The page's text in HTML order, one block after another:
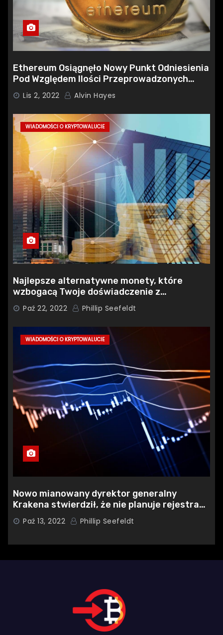
Ethereum Osiągnęło Nowy Punkt Odniesienia
Pod Względem Ilości Przeprowadzonych
Krótkich Likwidacji
Lis 2, 2022 Alvin Hayes
WIADOMOŚCI O KRYPTOWALUCIE
Najlepsze alternatywne monety, które
wzbogacą Twoje doświadczenie z
kryptowalutami w 2022 roku: ADIRIZE DAO,
ETHEREUM i TEZOS
Paź 22, 2022 Phillip Seefeldt
WIADOMOŚCI O KRYPTOWALUCIE
Nowo mianowany dyrektor generalny
Krakena stwierdził, że nie planuje rejestracji
w SEC
Paź 13, 2022 Phillip Seefeldt